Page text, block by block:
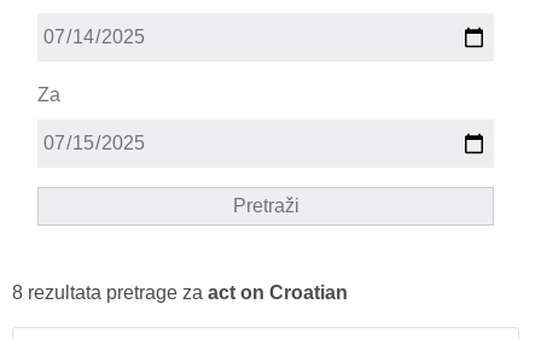
Za
Pretraži
8 rezultata pretrage za act on Croatian